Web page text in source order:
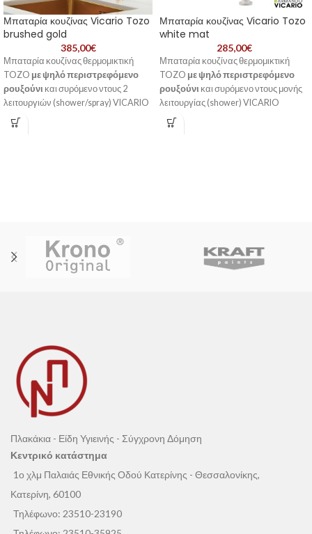
Μπαταρία κουζίνας Vicario Tozo
brushed gold
385,00€
Μπαταρία κουζίνας θερμομικτική
TOZO με ψηλό περιστρεφόμενο
ρουξούνι και συρόμενο ντους 2
λειτουργιών (shower/spray) VICARIO
Ιταλίας.
Μπαταρία κουζίνας Vicario Tozo
white mat
285,00€
Μπαταρία κουζίνας θερμομικτική
TOZO με ψηλό περιστρεφόμενο
ρουξούνι και συρόμενο ντους μονής
λειτουργίας (shower) VICARIO
Ιταλίας.
Πλακάκια - Είδη Υγιεινής - Σύγχρονη Δόμηση
Κεντρικό κατάστημα
1ο χλμ Παλαιάς Εθνικής Οδού Κατερίνης - Θεσσαλονίκης,
Κατερίνη, 60100
Τηλέφωνο: 23510-23190